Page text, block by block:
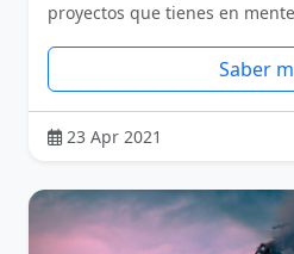
proyectos que tienes en
Saber
23 Apr 2021